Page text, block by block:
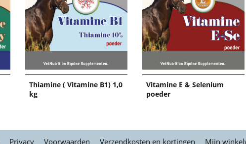
Thiamine ( Vitamine B1) 1,0
kg
Vitamine E & Selenium
poeder
Privacy Voorwaarden Verzendkosten en kortingen Mijn